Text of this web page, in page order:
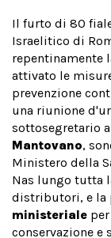
Il furto di 80
Israelitico di
repentinamente
attivato le
prevenzione
una riunione
sottosegretario
Mantovano,
Ministero della
Nas lungo tutta
distributori, e la
ministeriale
conservazione